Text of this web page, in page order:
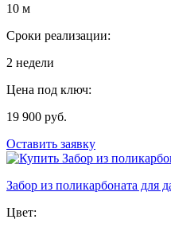
10 м
Сроки реализации:
2 недели
Цена под ключ:
19 900 руб.
Оставить заявку
Забор из поликарбоната для
Цвет: